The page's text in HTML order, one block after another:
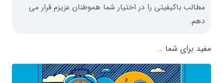
مطالب باکیفیتی را در اختیار شما هموطنان عزیزم قرار می
دهم.
مفید برای شما …